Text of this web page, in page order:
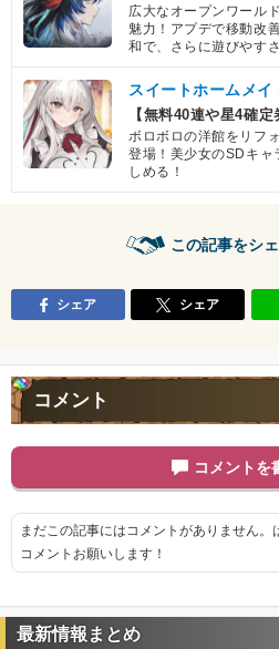
広大なオープンワール
魅力！アプデで移動改
和で、さらに遊びやす
スイートホームメイ
【無料40連や星4確定
ボロボロの洋館をリフ
登場！美少女のSDキャ
しめる！
この記事をシ
シェア シェア
コメント
コメントを
まだこの記事にはコメントがありません。
コメントお願いします！
最新情報まとめ